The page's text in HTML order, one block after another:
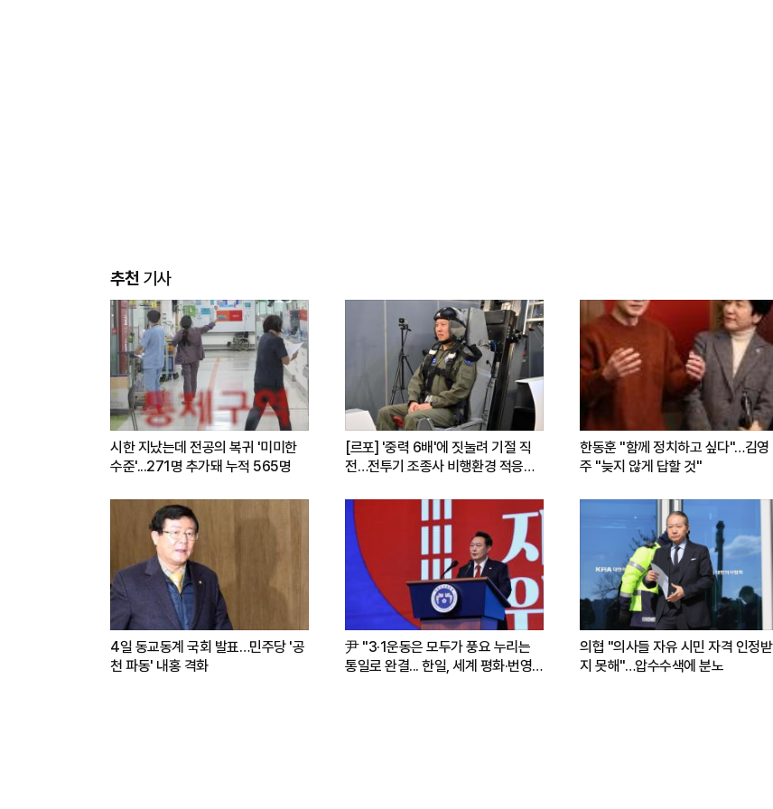
추천기사
시한 지났는데 전공의 복귀 '미미한
수준'...271명 추가돼 누적 565명
[르포] '중력 6배'에 짓눌려 기절 직
전…전투기 조종사 비행환경 적응훈
한동훈 "함께 정치하고 싶다"…김영
주 "늦지 않게 답할 것"
4일 동교동계 국회 발표…민주당 '공
천 파동' 내홍 격화
尹 "3·1운동은 모두가 풍요 누리는
통일로 완결... 한일, 세계 평화·번영
의협 "의사들 자유 시민 자격 인정받
지 못해"…압수수색에 분노